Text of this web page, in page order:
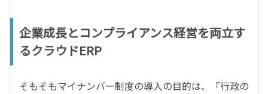
企業成長とコンプライアンス経営を両立す
るクラウドERP
そもそもマイナンバー制度の導入の目的は、「行政の